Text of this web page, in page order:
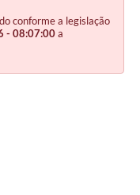
conforme a legislação
- 08:07:00a